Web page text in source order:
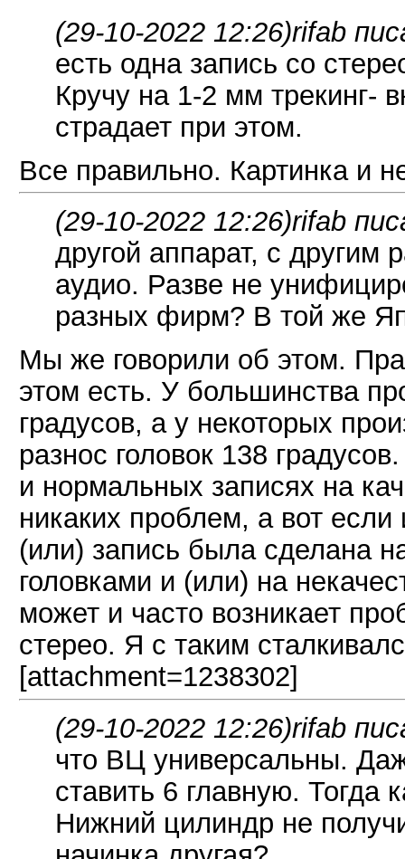
(29-10-2022 12:26)rifab
есть одна запись со
Кручу на 1-2 мм трекинг-
страдает при этом.
Все правильно. Картинка и
(29-10-2022 12:26)rifab
другой аппарат, с другим
аудио. Разве не
разных фирм? В той же
Мы же говорили об этом.
этом есть. У большинства
градусов, а у некоторых
разнос головок 138
и нормальных записях на
никаких проблем, а вот
(или) запись была сделана
головками и (или) на
может и часто возникает
стерео. Я с таким
[attachment=1238302]
(29-10-2022 12:26)rifab
что ВЦ универсальны.
ставить 6 главную. Тогда
Нижний цилиндр не